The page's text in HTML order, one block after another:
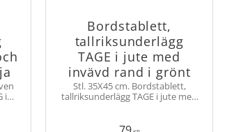
i
Bordstablett,
tallriksunderlägg
TAGE i jute med
invävd rand i grönt
Stl. 35X45 cm. Bordstablett,
tallriksunderlägg TAGE i jute med